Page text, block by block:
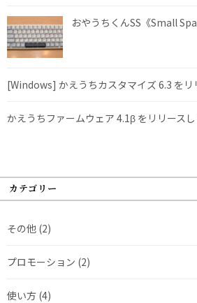
おやうちくんSS《Small
[Windows] かえうちカスタマイズ 6.3 をリ
かえうちファームウェア 4.1β をリリース
カテゴリー
その他 (2)
プロモーション (2)
使い方 (4)